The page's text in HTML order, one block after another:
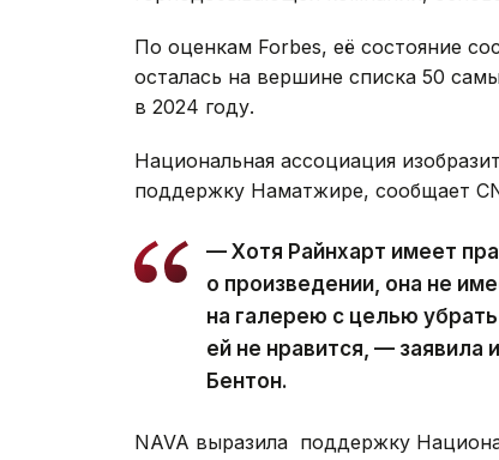
По оценкам Forbes, её состояние
осталась на вершине списка 50
в 2024 году.
Национальная ассоциация
поддержку Наматжире, сообщает
— Хотя Райнхарт имеет
о произведении, она не
на галерею с целью
ей не нравится, — заявила
Бентон.
NAVA выразила поддержку